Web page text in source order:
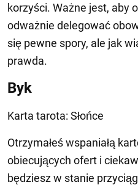
korzyści. Ważne jest, aby
odważnie delegować
się pewne spory, ale jak
prawda.
Byk
Karta tarota: Słońce
Otrzymałeś wspaniałą
obiecujących ofert i
będziesz w stanie